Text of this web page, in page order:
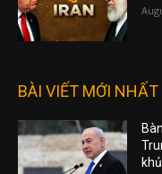
BÀI VIẾT MỚI NHẤT